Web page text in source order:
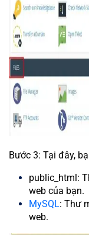
Bước 3: Tại đây,
public_html:
web của bạn.
MySQL: Thư
web.